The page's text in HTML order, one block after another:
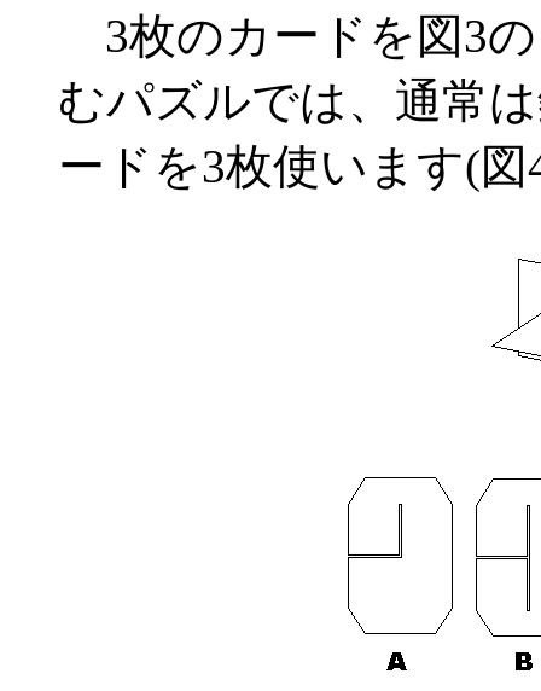
3枚のカードを図3
むパズルでは、通常
ードを3枚使います(図